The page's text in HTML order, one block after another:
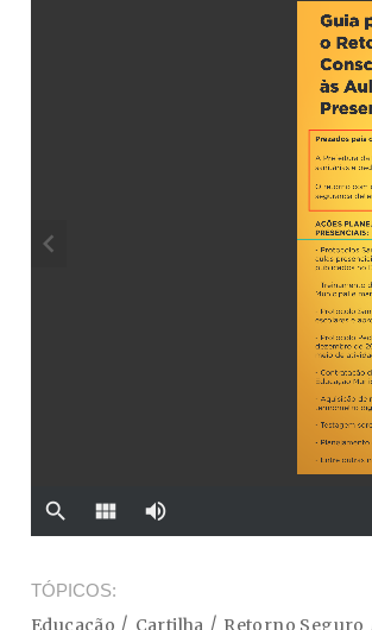
TÓPICOS